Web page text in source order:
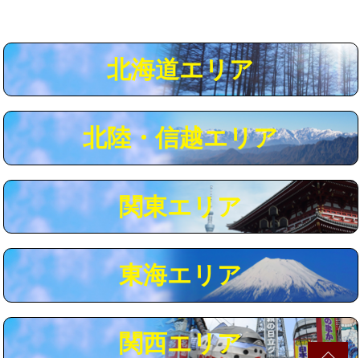
用（追加）/3ｍ超え)
給水管工事※（ライニング鋼管・銅
44,000円
給水管工事※（ライニング鋼管・銅
管・ポリ管・HT管使用/3ｍ超え)
+8,800円
マス交換（土の掘削・埋め戻し作業） 11,000円~
マス交換（深さ50㎝未満） 55,000円
マス交換（深さ50㎝以上） 66,000円
コンクリート斫り（厚さ10㎝まで） 27,500円
コンクリート斫り（厚さ10㎝超え） 38,500円
モルタル補修（厚さ10㎝まで） 27,500円
北海道エリア
北陸・信越エリア
関東エリア
東海エリア
関西エリア